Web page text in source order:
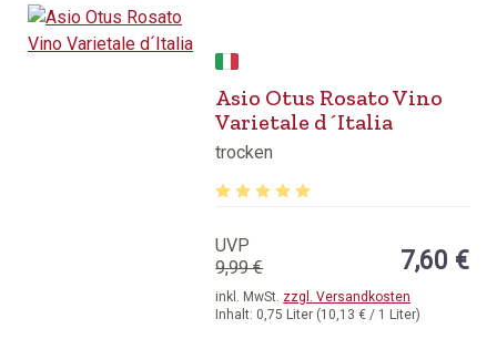
Asio Otus Rosato Vino
Varietale d´Italia
trocken
Inhalt: 0,75 Liter (10,13 € / 1 Liter)
inkl. MwSt. zzgl. Versandkosten
UVP
9,99 €
7,60 €